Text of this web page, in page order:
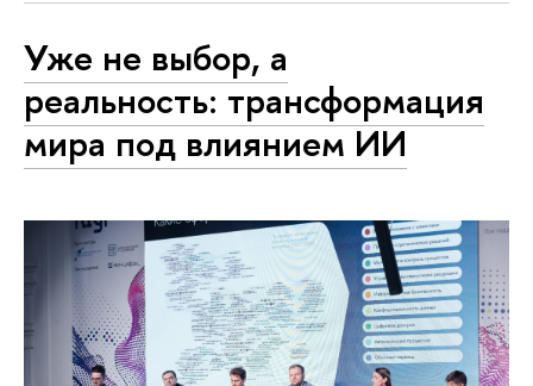
Уже не выбор, а
реальность: трансформация
мира под влиянием ИИ